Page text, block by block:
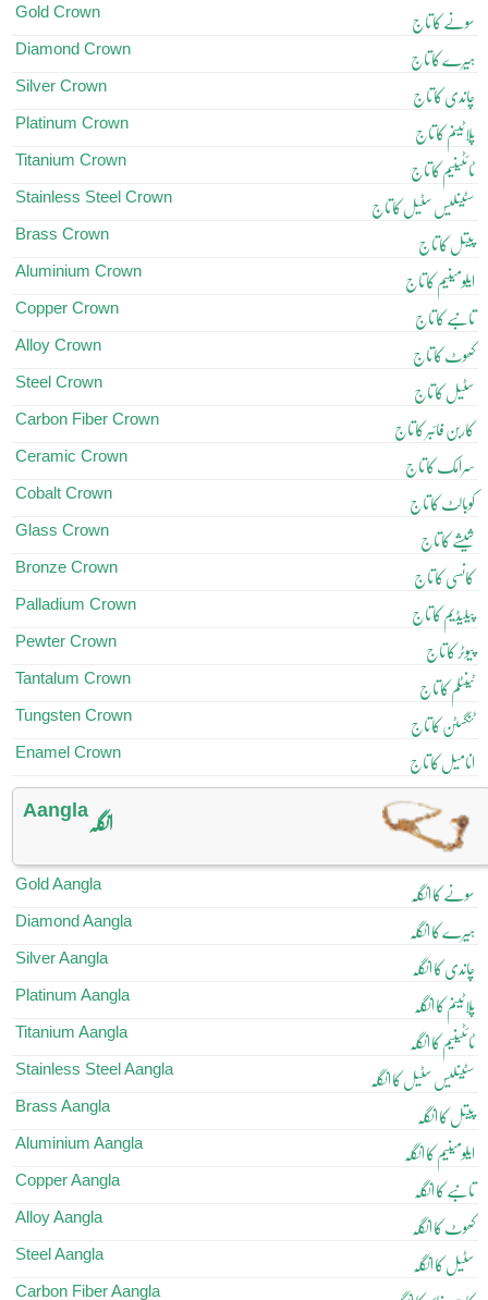
Gold Crown سونے کا تاج
Diamond Crown ہیرے کا تاج
Silver Crown چاندی کا تاج
Platinum Crown پلاٹینم کا تاج
Titanium Crown ٹائٹینیم کا تاج
Stainless Steel Crown سٹینلیس سٹیل کا تاج
Brass Crown پیتل کا تاج
Aluminium Crown ایلومینیم کا تاج
Copper Crown تانبے کا تاج
Alloy Crown کھوٹ کا تاج
Steel Crown سٹیل کا تاج
Carbon Fiber Crown کاربن فائبر کا تاج
Ceramic Crown سرامک کا تاج
Cobalt Crown کوبالٹ کا تاج
Glass Crown شیشے کا تاج
Bronze Crown کانسی کا تاج
Palladium Crown پیلیڈیم کا تاج
Pewter Crown پیوٹر کا تاج
Tantalum Crown ٹینٹلم کا تاج
Tungsten Crown ٹنگسٹن کا تاج
Enamel Crown انامیل کا تاج
Aanglaانگلہ
Gold Aangla سونے کا انگلہ
Diamond Aangla ہیرے کا انگلہ
Silver Aangla چاندی کا انگلہ
Platinum Aangla پلاٹینم کا انگلہ
Titanium Aangla ٹائٹینیم کا انگلہ
Stainless Steel Aangla سٹینلیس سٹیل کا انگلہ
Brass Aangla پیتل کا انگلہ
Aluminium Aangla ایلومینیم کا انگلہ
Copper Aangla تانبے کا انگلہ
Alloy Aangla کھوٹ کا انگلہ
Steel Aangla سٹیل کا انگلہ
Carbon Fiber Aangla